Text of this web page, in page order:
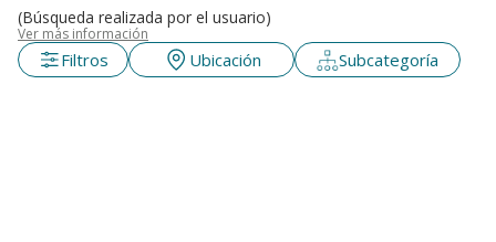
(Búsqueda realizada por el usuario)
Ver más información
Filtros Ubicación Subcategoría